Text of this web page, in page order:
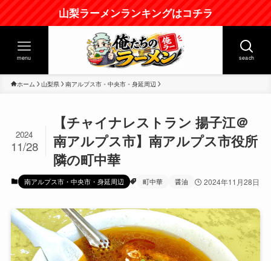
山梨ラーメンランキングはコチラ
seach
menu
ホーム 山梨県 南アルプス市・中央市・身延周辺
【チャイナレストラン 揚子江＠
南アルプス市】南アルプス市役所
隣の町中華
2024
11/28
南アルプス市・中央市・身延周辺 町中華 醤油 2024年11月28日